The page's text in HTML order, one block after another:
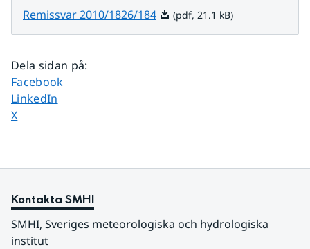
Remissvar 2010/1826/184Pdf, 21.1 kB.
(pdf, 21.1 kB)
Dela sidan på:
Dela sidan på
Facebook
Dela sidan på
LinkedIn
Dela sidan på
X
Kontakta SMHI
SMHI, Sveriges meteorologiska och hydrologiska
institut